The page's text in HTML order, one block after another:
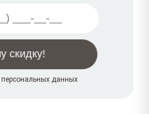
персональных данных